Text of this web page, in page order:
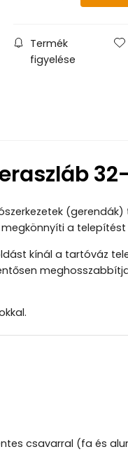
Termék
figyelése
(gerendák)
a
kínál a tartóváz
csavarral (fa és